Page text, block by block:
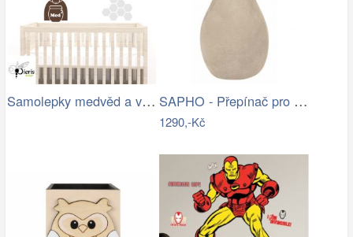
Samolepky medvěd a včelky SAPHO - Přepínač pro artikl MA139 DEV181
1290,-Kč